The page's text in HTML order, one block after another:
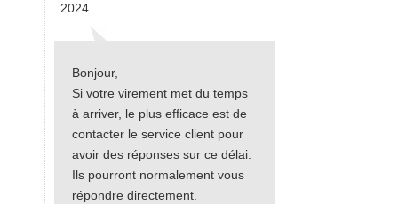
2024
Bonjour,
Si votre virement met du temps
à arriver, le plus efficace est de
contacter le service client pour
avoir des réponses sur ce délai.
Ils pourront normalement vous
répondre directement.